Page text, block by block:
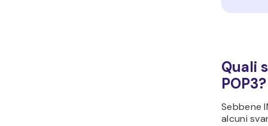
Quali
POP3?
Sebbene
alcuni